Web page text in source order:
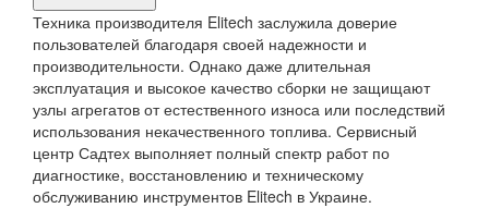
продукта,
требующего
ремонта
Техника производителя Elitech заслужила доверие
пользователей благодаря своей надежности и
производительности. Однако даже длительная
эксплуатация и высокое качество сборки не защищают
узлы агрегатов от естественного износа или последствий
использования некачественного топлива. Сервисный
центр Садтех выполняет полный спектр работ по
диагностике, восстановлению и техническому
обслуживанию инструментов Elitech в Украине.